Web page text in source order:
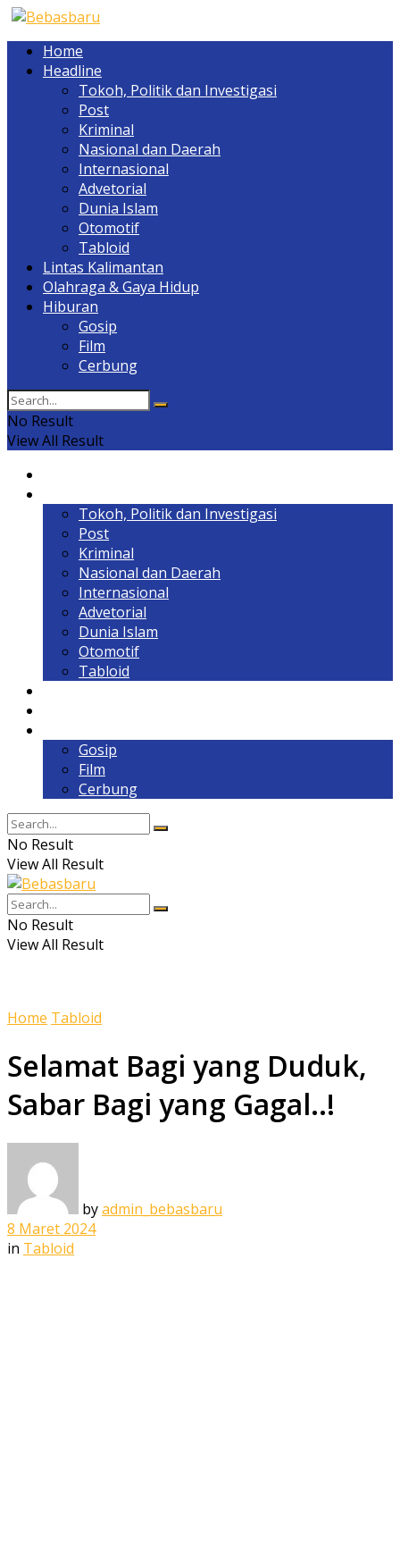
Home
Headline
Tokoh, Politik dan Investigasi
Post
Kriminal
Nasional dan Daerah
Internasional
Advetorial
Dunia Islam
Otomotif
Tabloid
Lintas Kalimantan
Olahraga & Gaya Hidup
Hiburan
Gosip
Film
Cerbung
No Result
View All Result
Tokoh, Politik dan Investigasi
Post
Kriminal
Nasional dan Daerah
Internasional
Advetorial
Dunia Islam
Otomotif
Tabloid
Gosip
Film
Cerbung
No Result
View All Result
No Result
View All Result
Home Tabloid
Selamat Bagi yang Duduk,
Sabar Bagi yang Gagal..!
byadmin_bebasbaru
8 Maret 2024
in Tabloid